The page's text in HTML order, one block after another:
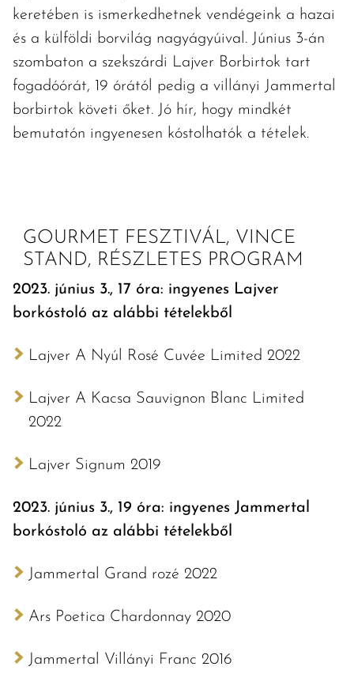
keretében is ismerkedhetnek vendégeink a hazai
és a külföldi borvilág nagyágyúival. Június 3-án
szombaton a szekszárdi Lajver Borbirtok tart
fogadóórát, 19 órától pedig a villányi Jammertal
borbirtok követi őket. Jó hír, hogy mindkét
bemutatón ingyenesen kóstolhatók a tételek.
GOURMET FESZTIVÁL, VINCE
STAND, RÉSZLETES PROGRAM
2023. június 3., 17 óra: ingyenes Lajver
borkóstoló az alábbi tételekből
Lajver A Nyúl Rosé Cuvée Limited 2022
Lajver A Kacsa Sauvignon Blanc Limited
2022
Lajver Signum 2019
2023. június 3., 19 óra: ingyenes Jammertal
borkóstoló az alábbi tételekből
Jammertal Grand rozé 2022
Ars Poetica Chardonnay 2020
Jammertal Villányi Franc 2016